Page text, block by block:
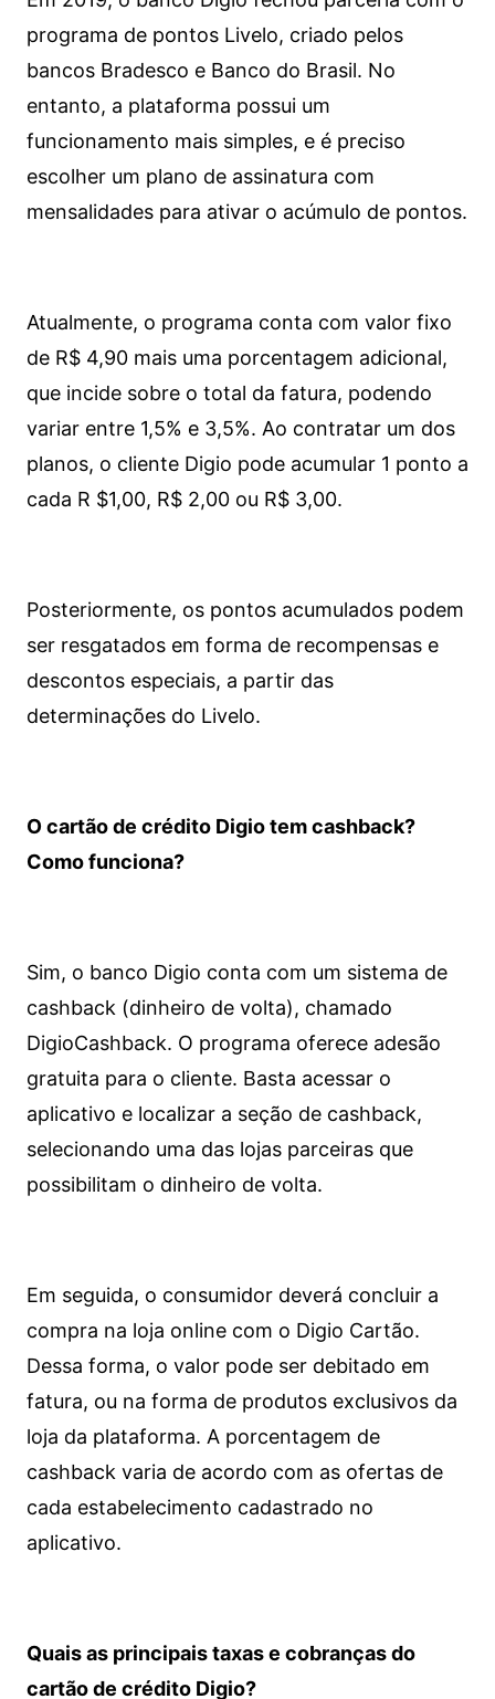
programa de pontos Livelo, criado pelos
bancos Bradesco e Banco do Brasil. No
entanto, a plataforma possui um
funcionamento mais simples, e é preciso
escolher um plano de assinatura com
mensalidades para ativar o acúmulo de pontos.
Atualmente, o programa conta com valor fixo
de R$ 4,90 mais uma porcentagem adicional,
que incide sobre o total da fatura, podendo
variar entre 1,5% e 3,5%. Ao contratar um dos
planos, o cliente Digio pode acumular 1 ponto a
cada R $1,00, R$ 2,00 ou R$ 3,00.
Posteriormente, os pontos acumulados podem
ser resgatados em forma de recompensas e
descontos especiais, a partir das
determinações do Livelo.
O cartão de crédito Digio tem cashback?
Como funciona?
Sim, o banco Digio conta com um sistema de
cashback (dinheiro de volta), chamado
DigioCashback. O programa oferece adesão
gratuita para o cliente. Basta acessar o
aplicativo e localizar a seção de cashback,
selecionando uma das lojas parceiras que
possibilitam o dinheiro de volta.
Em seguida, o consumidor deverá concluir a
compra na loja online com o Digio Cartão.
Dessa forma, o valor pode ser debitado em
fatura, ou na forma de produtos exclusivos da
loja da plataforma. A porcentagem de
cashback varia de acordo com as ofertas de
cada estabelecimento cadastrado no
aplicativo.
Quais as principais taxas e cobranças do
cartão de crédito Digio?